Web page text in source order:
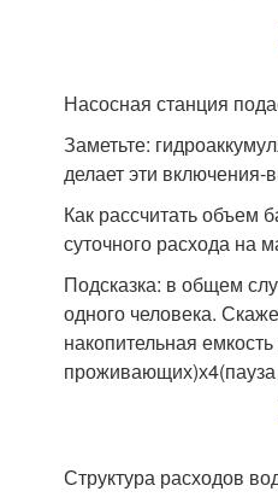
Насосная станция
Заметьте:
делает эти
Как рассчитать объем
суточного расхода на
Подсказка: в общем
одного человека.
накопительная
Структура расходов